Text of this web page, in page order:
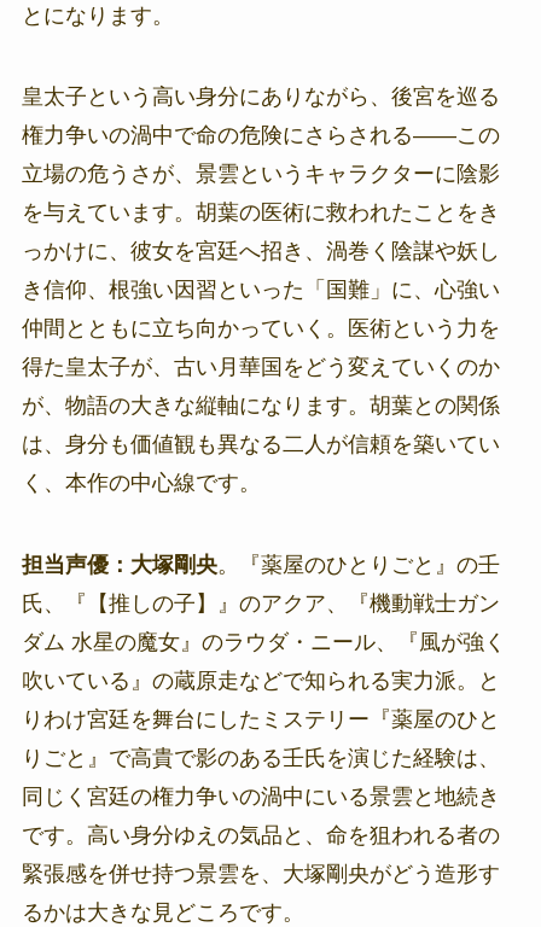
とになります。
皇太子という高い身分にありながら、後宮を巡る
権力争いの渦中で命の危険にさらされる――この
立場の危うさが、景雲というキャラクターに陰影
を与えています。胡葉の医術に救われたことをき
っかけに、彼女を宮廷へ招き、渦巻く陰謀や妖し
き信仰、根強い因習といった「国難」に、心強い
仲間とともに立ち向かっていく。医術という力を
得た皇太子が、古い月華国をどう変えていくのか
が、物語の大きな縦軸になります。胡葉との関係
は、身分も価値観も異なる二人が信頼を築いてい
く、本作の中心線です。
担当声優：大塚剛央。『薬屋のひとりごと』の壬
氏、『【推しの子】』のアクア、『機動戦士ガン
ダム 水星の魔女』のラウダ・ニール、『風が強く
吹いている』の蔵原走などで知られる実力派。と
りわけ宮廷を舞台にしたミステリー『薬屋のひと
りごと』で高貴で影のある壬氏を演じた経験は、
同じく宮廷の権力争いの渦中にいる景雲と地続き
です。高い身分ゆえの気品と、命を狙われる者の
緊張感を併せ持つ景雲を、大塚剛央がどう造形す
るかは大きな見どころです。